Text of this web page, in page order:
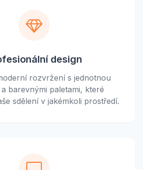
design
rozvržení s jednotnou
barevnými paletami, které
sdělení v jakémkoli prostředí.